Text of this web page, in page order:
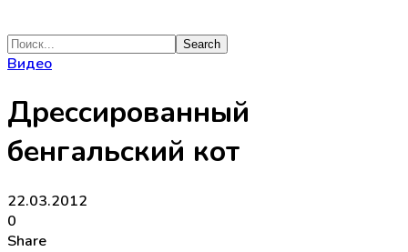
Видео
Дрессированный
бенгальский кот
22.03.2012
0
Share